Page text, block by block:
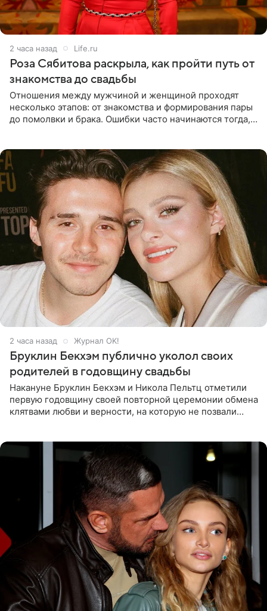
2 часа назад Life.ru
Роза Сябитова раскрыла, как пройти путь от
знакомства до свадьбы
Отношения между мужчиной и женщиной проходят
несколько этапов: от знакомства и формирования пары
до помолвки и брака. Ошибки часто начинаются тогда,
2 часа назад Журнал OK!
Бруклин Бекхэм публично уколол своих
родителей в годовщину свадьбы
Накануне Бруклин Бекхэм и Никола Пельтц отметили
первую годовщину своей повторной церемонии обмена
клятвами любви и верности, на которую не позвали